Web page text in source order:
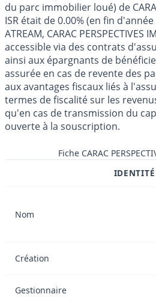
du parc immobilier loué) de
ISR était de 0.00% (en fin
ATREAM, CARAC PERSPECTIVES
accessible via des contrats
ainsi aux épargnants de
assurée en cas de revente des
aux avantages fiscaux liés à
termes de fiscalité sur les
qu'en cas de transmission du
ouverte à la souscription.
Fiche CARAC
IDENTITÉ
Nom
Création
Gestionnaire